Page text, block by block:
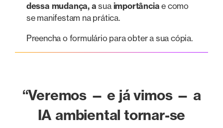
dessa mudança, asua importânciae como
se manifestam na prática.
Preencha o formulário para obter a sua cópia.
“Veremos — e já vimos — a
IA ambiental tornar-se